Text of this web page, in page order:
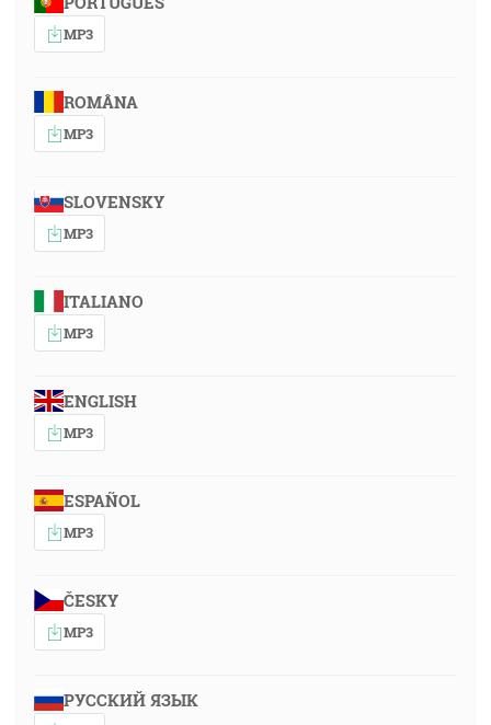
MP3
ROMÂNA
MP3
SLOVENSKY
MP3
ITALIANO
MP3
ENGLISH
MP3
ESPAÑOL
MP3
ČESKY
MP3
РУССКИЙ ЯЗЫК